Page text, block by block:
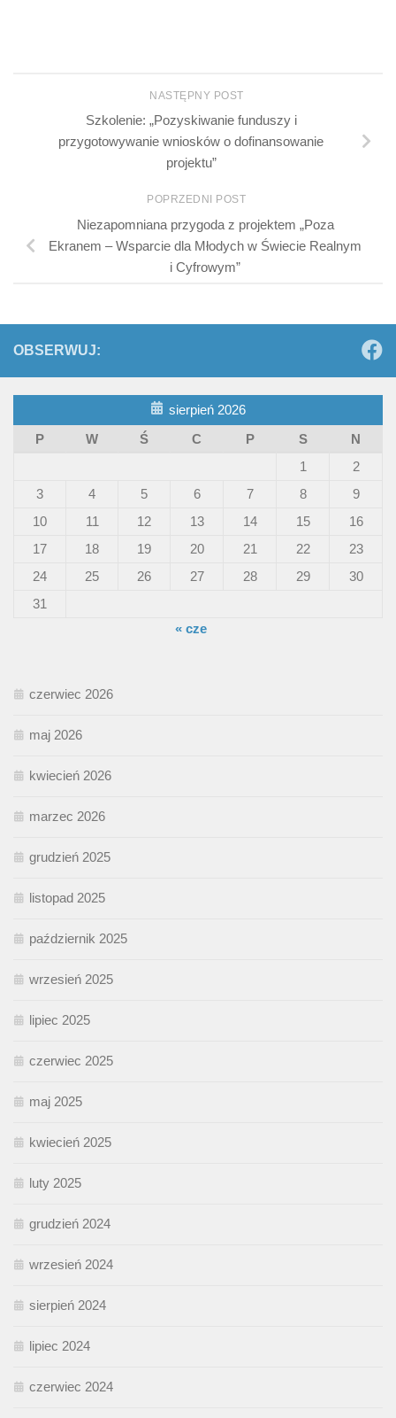
NASTĘPNY POST
Szkolenie: „Pozyskiwanie funduszy i
przygotowywanie wniosków o dofinansowanie
projektu”
POPRZEDNI POST
Niezapomniana przygoda z projektem „Poza
Ekranem – Wsparcie dla Młodych w Świecie Realnym
i Cyfrowym”
OBSERWUJ:
sierpień 2026
P
W Ś C P S
N
1
2
3
4 5 6 7 8
9
10
11 12 13 14 15
16
17
18 19 20 21 22
23
24
25 26 27 28 29
30
31
« cze
czerwiec 2026
maj 2026
kwiecień 2026
marzec 2026
grudzień 2025
listopad 2025
październik 2025
wrzesień 2025
lipiec 2025
czerwiec 2025
maj 2025
kwiecień 2025
luty 2025
grudzień 2024
wrzesień 2024
sierpień 2024
lipiec 2024
czerwiec 2024